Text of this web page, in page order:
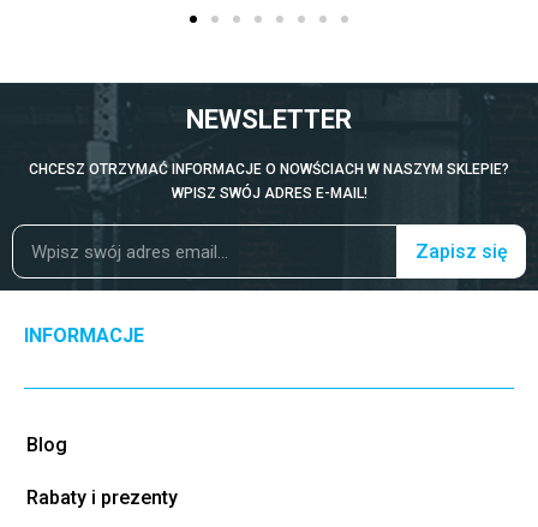
NEWSLETTER
CHCESZ OTRZYMAĆ INFORMACJE O NOWŚCIACH W NASZYM SKLEPIE?
WPISZ SWÓJ ADRES E-MAIL!
Zapisz się
INFORMACJE
Blog
Rabaty i prezenty